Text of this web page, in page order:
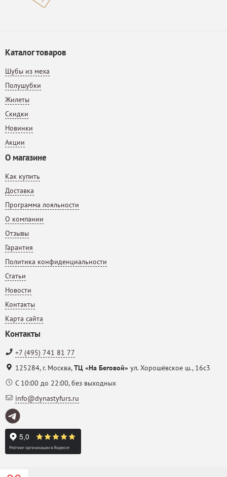
Каталог товаров
Шубы из меха
Полушубки
Жилеты
Скидки
Новинки
Акции
О магазине
Как купить
Доставка
Программа лояльности
О компании
Отзывы
Гарантия
Политика конфиденциальности
Статьи
Новости
Контакты
Карта сайта
Контакты
+7 (495) 741 81 77
125284, г. Москва,ТЦ «На Беговой» ул. Хорошёвское ш., 16с3
С 10:00 до 22:00, без выходных
info@dynastyfurs.ru